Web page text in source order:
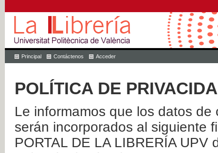
Principal Contáctenos Acceder
POLÍTICA DE
Le informamos que los datos
serán incorporados al siguiente
PORTAL DE LA LIBRERÍA